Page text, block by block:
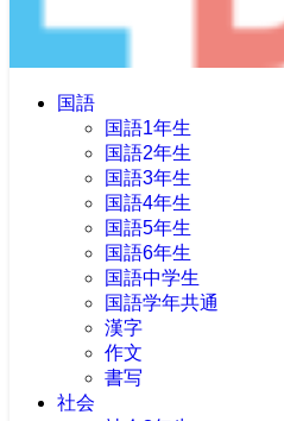
国語
国語1年生
国語2年生
国語3年生
国語4年生
国語5年生
国語6年生
国語中学生
国語学年共通
漢字
作文
書写
社会